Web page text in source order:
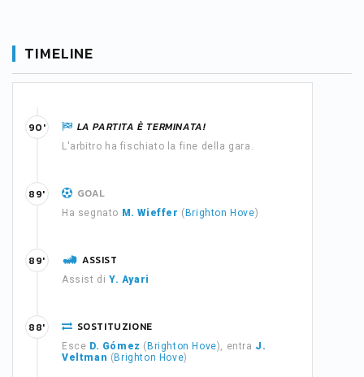
TIMELINE
LA PARTITA È TERMINATA!
L'arbitro ha fischiato la fine della gara.
90'
GOAL
Ha segnato M. Wieffer ( Brighton Hove)
89'
ASSIST
Assist di Y. Ayari
89'
SOSTITUZIONE
Esce D. Gómez ( Brighton Hove), entra J.
Veltman ( Brighton Hove)
88'